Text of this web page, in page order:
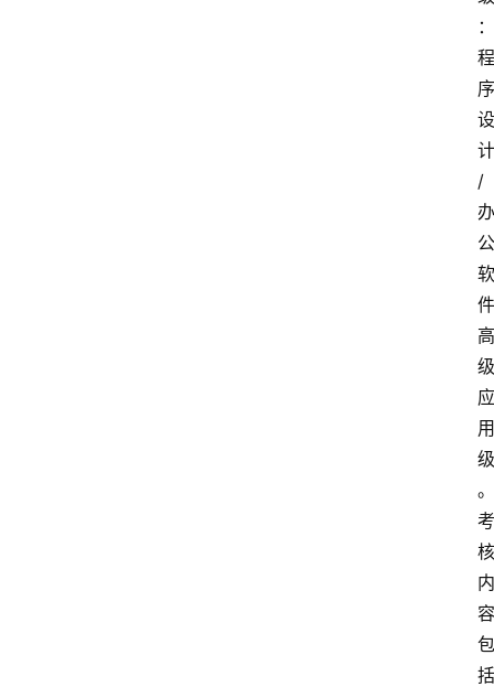
：
程
序
设
计
/
办
公
软
件
高
级
应
用
级
。
考
核
内
容
包
括